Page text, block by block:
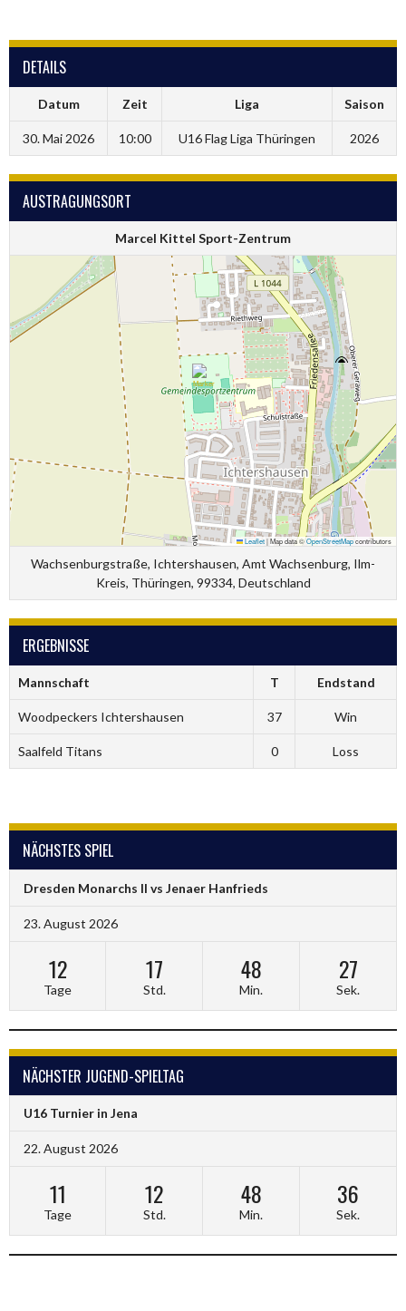
DETAILS
Datum Zeit Liga Saison
30. Mai 2026 10:00 U16 Flag Liga Thüringen 2026
AUSTRAGUNGSORT
Marcel Kittel Sport-Zentrum
Leaflet|Map data ©OpenStreetMapcontributors
Wachsenburgstraße, Ichtershausen, Amt Wachsenburg, Ilm-
Kreis, Thüringen, 99334, Deutschland
ERGEBNISSE
Mannschaft T Endstand
Woodpeckers Ichtershausen 37 Win
Saalfeld Titans 0 Loss
NÄCHSTES SPIEL
Dresden Monarchs II vs Jenaer Hanfrieds
23. August 2026
12
Tage
17
Std.
48
Min.
26
Sek.
NÄCHSTER JUGEND-SPIELTAG
U16 Turnier in Jena
22. August 2026
11
Tage
12
Std.
48
Min.
35
Sek.